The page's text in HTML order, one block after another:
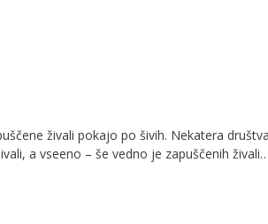
živali pokajo po šivih. Nekatera društva
a vseeno – še vedno je zapuščenih živali